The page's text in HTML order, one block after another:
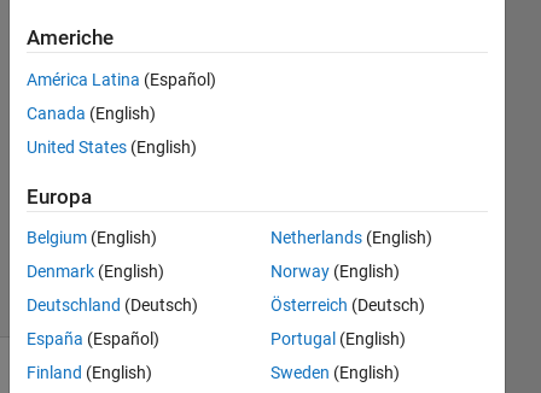
ZK
2013
2
Risposte
Risposta
23
Visualizzazioni
(30 giorni)
Mostra
Americhe
América Latina (Español)
Canada (English)
United States (English)
Europa
Belgium (English)
Denmark (English)
Deutschland (Deutsch)
España (Español)
Finland (English)
Netherlands(English)
Norway(English)
Österreich (Deutsch)
Portugal (English)
Sweden (English)